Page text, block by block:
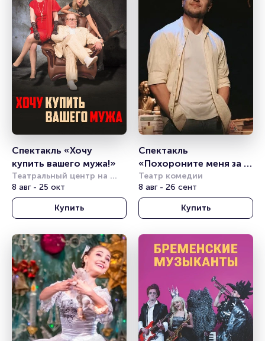
Спектакль «Хочу
купить вашего мужа!»
Театральный центр на
Страстном
8 авг - 25 окт
Купить
Спектакль
«Похороните меня за
плинтусом»
Театр комедии
8 авг - 26 сент
Купить